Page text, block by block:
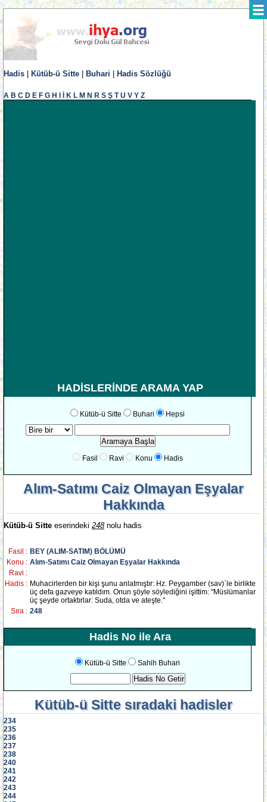
Hadis Kütüb-ü Sitte Buhari Hadis Sözlüğü
A B C D E F G H K L M N R S Ş T U V Y Z
HADİSLERİNDE ARAMA YAP
Kütüb-ü Sitte Buhari Hepsi
Fasil Ravi Konu Hadis
Alım-Satımı Caiz Olmayan Eşyalar
Hakkında
Kütüb-ü Sitte eserindeki 248nolu hadis
Fasil : BEY (ALIM-SATIM) BÖLÜMÜ
Konu : Alım-Satımı Caiz Olmayan Eşyalar Hakkında
Ravi :
Hadis : Muhacirlerden bir kişi şunu anlatmıştır: Hz. Peygamber (sav)`le birlikte
üç defa gazveye katıldım. Onun şöyle söylediğini işittim: "Müslümanlar
üç şeyde ortaktırlar: Suda, otda ve ateşte."
Sıra : 248
Hadis No ile Ara
Kütüb-ü Sitte Sahih Buhari
Kütüb-ü Sittesıradaki hadisler
234
235
236
237
238
240
241
242
243
244